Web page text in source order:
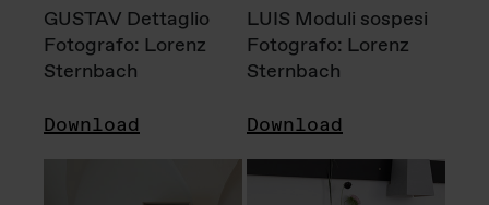
GUSTAV Dettaglio
Fotografo: Lorenz
Sternbach
Download
LUIS Moduli sospesi
Fotografo: Lorenz
Sternbach
Download